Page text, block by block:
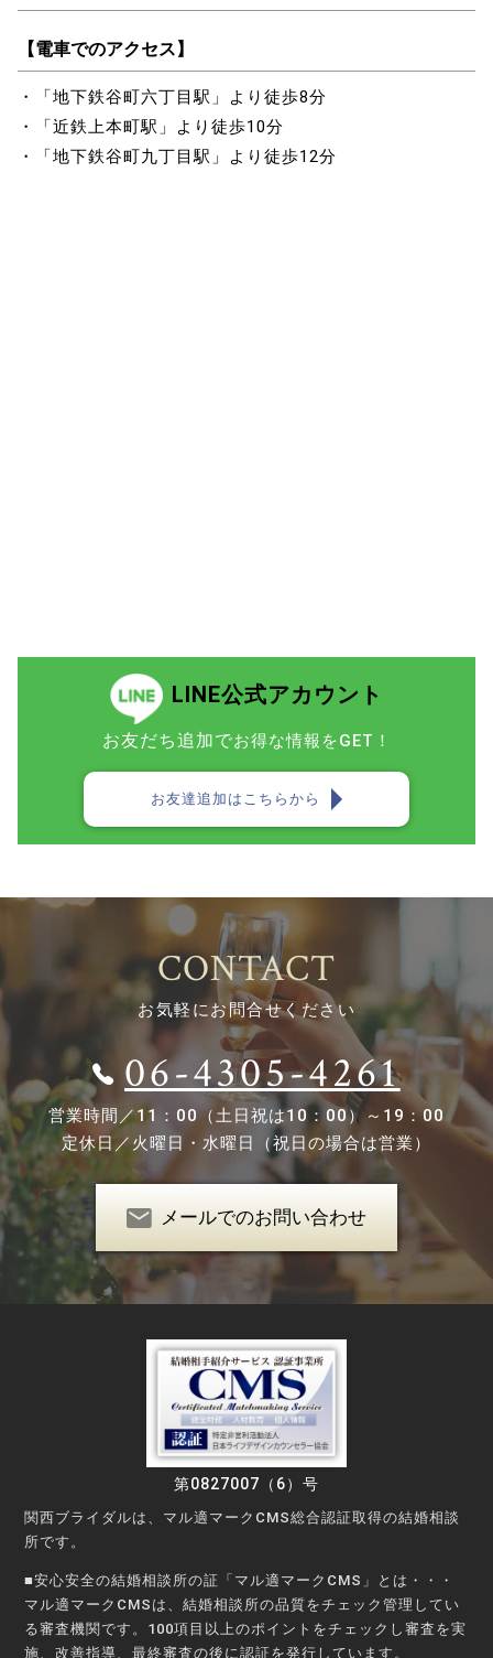
【電車でのアクセス】
・「地下鉄谷町六丁目駅」より徒歩8分
・「近鉄上本町駅」より徒歩10分
・「地下鉄谷町九丁目駅」より徒歩12分
LINE公式アカウント
お友だち追加でお得な情報をGET！
お友達追加はこちらから
CONTACT
お気軽にお問合せください
06-4305-4261
営業時間／ 11：00（土日祝は10：00）～19：00
定休日／火曜日・水曜日（祝日の場合は営業）
メールでのお問い合わせ
第0827007（6）号
関西ブライダルは、マル適マークCMS総合認証取得の結婚相談
所です。
■安心安全の結婚相談所の証「マル適マークCMS」とは・・・
マル適マークCMSは、結婚相談所の品質をチェック管理してい
る審査機関です。100項目以上のポイントをチェックし審査を実
施、改善指導、最終審査の後に認証を発行しています。